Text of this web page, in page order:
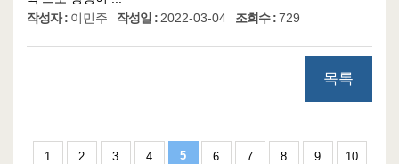
작성자 : 이민주 작성일 : 2022-03-04 조회수 :729
목록
1 2 3 4 5 6 7 8 9 10